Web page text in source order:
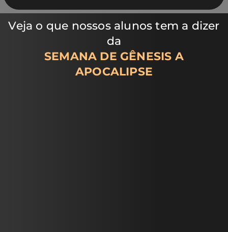
Veja o que nossos alunos tem a dizer
da
SEMANA DE GÊNESIS A
APOCALIPSE